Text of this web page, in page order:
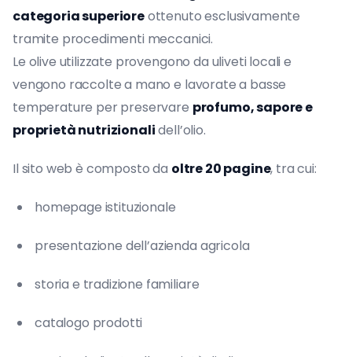
categoria superioreottenuto esclusivamente
tramite procedimenti meccanici.
Le olive utilizzate provengono da uliveti locali e
vengono raccolte a mano e lavorate a basse
temperature per preservare profumo, sapore e
proprietà nutrizionalidell’olio.
Il sito web è composto da oltre 20 pagine, tra cui:
homepage istituzionale
presentazione dell’azienda agricola
storia e tradizione familiare
catalogo prodotti